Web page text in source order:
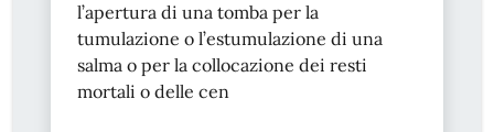
l’apertura di una tomba per la
tumulazione o l’estumulazione di una
salma o per la collocazione dei resti
mortali o delle cen